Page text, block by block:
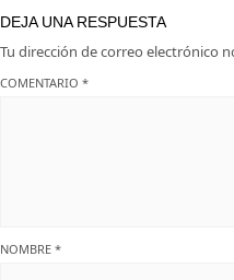
DEJA UNA RESPUESTA
Tu dirección de correo electrónico
COMENTARIO *
NOMBRE *